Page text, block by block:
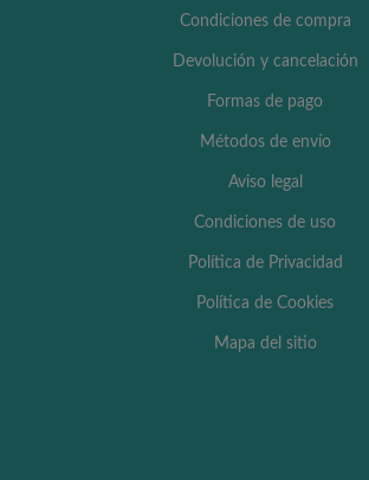
Condiciones de compra
Devolución y cancelación
Formas de pago
Métodos de envío
Aviso legal
Condiciones de uso
Política de Privacidad
Política de Cookies
Mapa del sitio